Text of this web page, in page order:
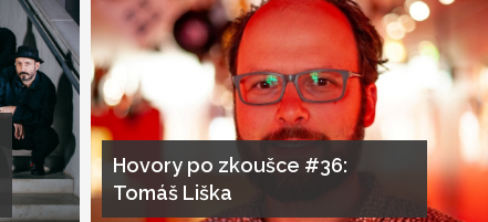
Hovory po zkoušce #36:
Tomáš Liška